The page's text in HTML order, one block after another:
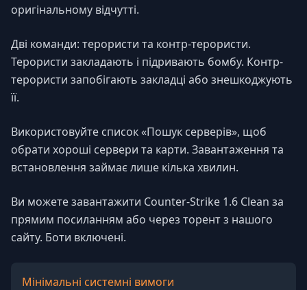
оригінальному відчутті.
Дві команди: терористи та контр-терористи.
Терористи закладають і підривають бомбу. Контр-
терористи запобігають закладці або знешкоджують
її.
Використовуйте список «Пошук серверів», щоб
обрати хороші сервери та карти. Завантаження та
встановлення займає лише кілька хвилин.
Ви можете завантажити Counter-Strike 1.6 Clean за
прямим посиланням або через торент з нашого
сайту. Боти включені.
Мінімальні системні вимоги